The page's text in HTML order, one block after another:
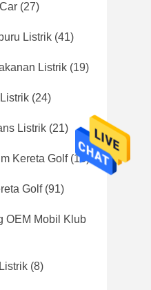
(27)
Listrik (41)
Listrik (19)
(24)
Listrik (21)
Kereta Golf(16)
Golf(91)
OEM Mobil Klub
(8)